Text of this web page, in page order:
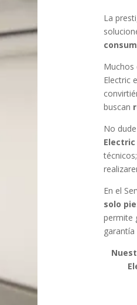
La
Muchos
Electric
buscan
No
En el
solo
permite